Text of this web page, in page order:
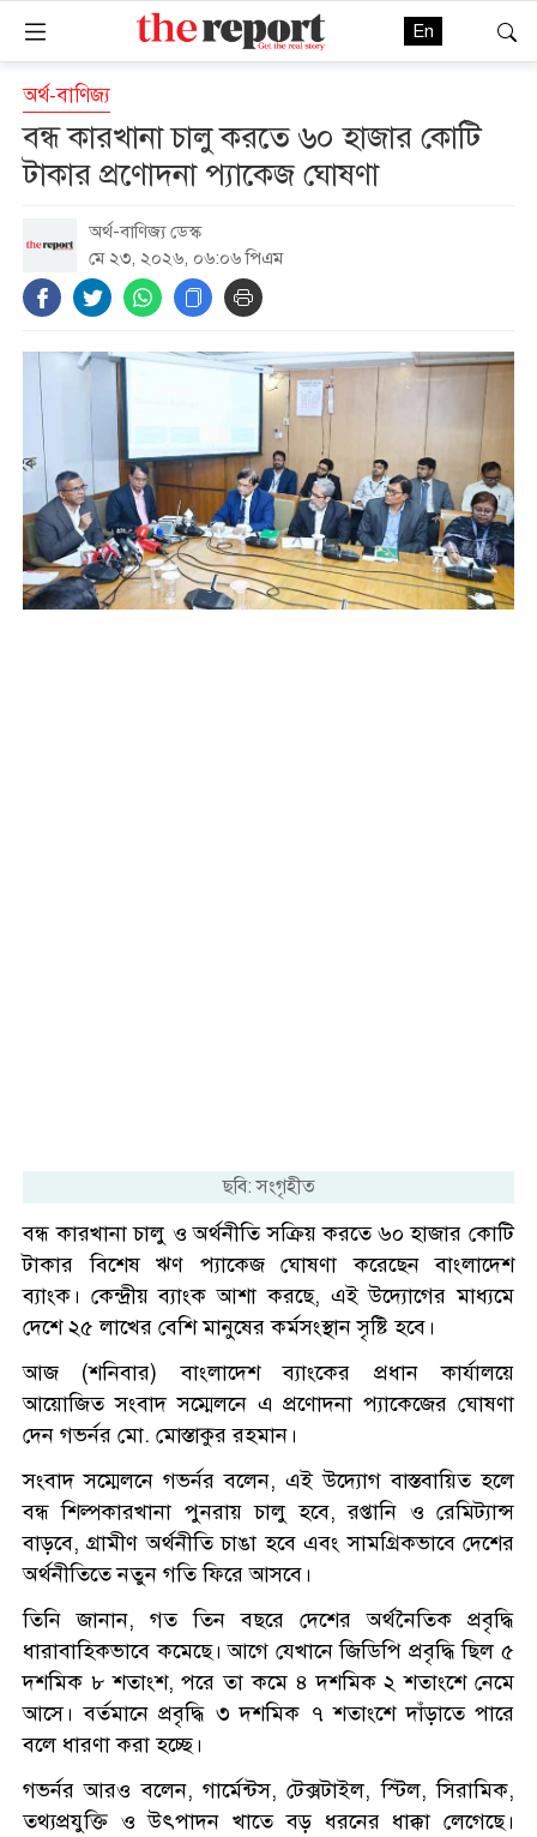
En
অর্থ-বাণিজ্য
বন্ধ কারখানা চালু করতে ৬০ হাজার কোটি
টাকার প্রণোদনা প্যাকেজ ঘোষণা
অর্থ-বাণিজ্য ডেস্ক
মে ২৩, ২০২৬, ০৬:০৬ পিএম
ছবি: সংগৃহীত
বন্ধ কারখানা চালু ও অর্থনীতি সক্রিয় করতে ৬০ হাজার কোটি
টাকার বিশেষ ঋণ প্যাকেজ ঘোষণা করেছেন বাংলাদেশ
ব্যাংক। কেন্দ্রীয় ব্যাংক আশা করছে, এই উদ্যোগের মাধ্যমে
দেশে ২৫ লাখের বেশি মানুষের কর্মসংস্থান সৃষ্টি হবে।
আজ (শনিবার) বাংলাদেশ ব্যাংকের প্রধান কার্যালয়ে
আয়োজিত সংবাদ সম্মেলনে এ প্রণোদনা প্যাকেজের ঘোষণা
দেন গভর্নর মো. মোস্তাকুর রহমান।
সংবাদ সম্মেলনে গভর্নর বলেন, এই উদ্যোগ বাস্তবায়িত হলে
বন্ধ শিল্পকারখানা পুনরায় চালু হবে, রপ্তানি ও রেমিট্যান্স
বাড়বে, গ্রামীণ অর্থনীতি চাঙা হবে এবং সামগ্রিকভাবে দেশের
অর্থনীতিতে নতুন গতি ফিরে আসবে।
তিনি জানান, গত তিন বছরে দেশের অর্থনৈতিক প্রবৃদ্ধি
ধারাবাহিকভাবে কমেছে। আগে যেখানে জিডিপি প্রবৃদ্ধি ছিল ৫
দশমিক ৮ শতাংশ, পরে তা কমে ৪ দশমিক ২ শতাংশে নেমে
আসে। বর্তমানে প্রবৃদ্ধি ৩ দশমিক ৭ শতাংশে দাঁড়াতে পারে
বলে ধারণা করা হচ্ছে।
গভর্নর আরও বলেন, গার্মেন্টস, টেক্সটাইল, স্টিল, সিরামিক,
তথ্যপ্রযুক্তি ও উৎপাদন খাতে বড় ধরনের ধাক্কা লেগেছে।